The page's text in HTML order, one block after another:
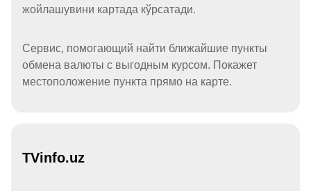
жойлашувини картада кўрсатади.
Сервис, помогающий найти ближайшие пункты
обмена валюты с выгодным курсом. Покажет
местоположение пункта прямо на карте.
TVinfo.uz